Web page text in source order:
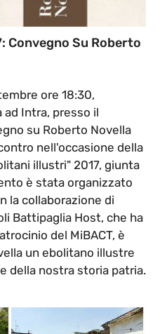
Convegno Su Roberto
ore 18:30,
ad Intra, presso il
su Roberto Novella
nell'occasione della
illustri" 2017, giunta
è stata organizzato
la collaborazione di
Battipaglia Host, che ha
del MiBACT, è
un ebolitano illustre
della nostra storia patria.